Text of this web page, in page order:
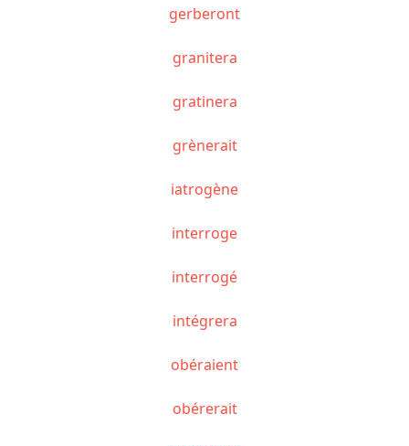
gerberont
granitera
gratinera
grènerait
iatrogène
interroge
interrogé
intégrera
obéraient
obérerait